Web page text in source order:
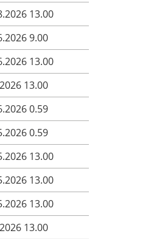
13.00
9.00
13.00
13.00
0.59
0.59
13.00
13.00
13.00
13.00